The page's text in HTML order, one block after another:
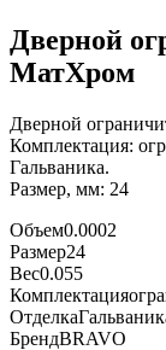
Дверной
МатХром
Дверной
Комплектация:
Гальваника.
Размер, мм: 24
Объем0.0002
Размер24
Вес0.055
Комплектация
Отделка
БрендBRAVO